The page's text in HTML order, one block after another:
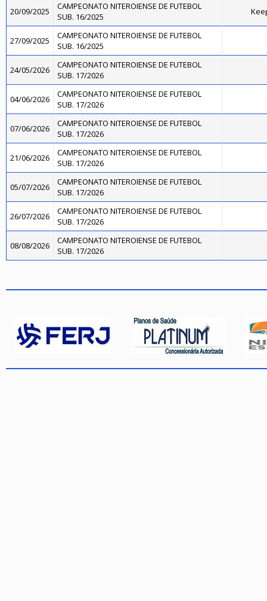
20/09/2025
CAMPEONATO NITEROIENSE DE FUTEBOL
SUB. 16/2025
27/09/2025
CAMPEONATO NITEROIENSE DE FUTEBOL
SUB. 16/2025
24/05/2026
CAMPEONATO NITEROIENSE DE FUTEBOL
SUB. 17/2026
04/06/2026
CAMPEONATO NITEROIENSE DE FUTEBOL
SUB. 17/2026
07/06/2026
CAMPEONATO NITEROIENSE DE FUTEBOL
SUB. 17/2026
21/06/2026
CAMPEONATO NITEROIENSE DE FUTEBOL
SUB. 17/2026
05/07/2026
CAMPEONATO NITEROIENSE DE FUTEBOL
SUB. 17/2026
26/07/2026
CAMPEONATO NITEROIENSE DE FUTEBOL
SUB. 17/2026
08/08/2026
CAMPEONATO NITEROIENSE DE FUTEBOL
SUB. 17/2026